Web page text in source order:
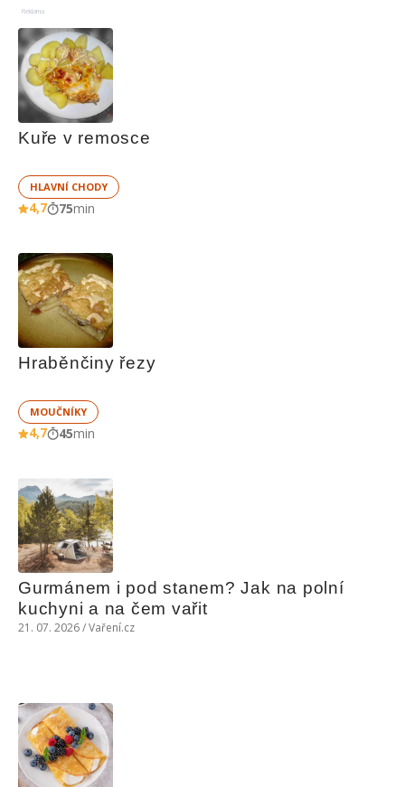
Reklama
Kuře v remosce
HLAVNÍ CHODY
4,7 75min
Hraběnčiny řezy
MOUČNÍKY
4,7 45min
Gurmánem i pod stanem? Jak na polní
kuchyni a na čem vařit
21. 07. 2026 / Vaření.cz